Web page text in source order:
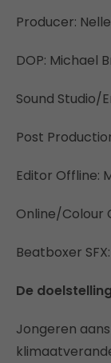
Producer:
DOP: Michael
Sound Studio/
Post
Editor Offline:
Online/Colour
Beatboxer
De
Jongeren